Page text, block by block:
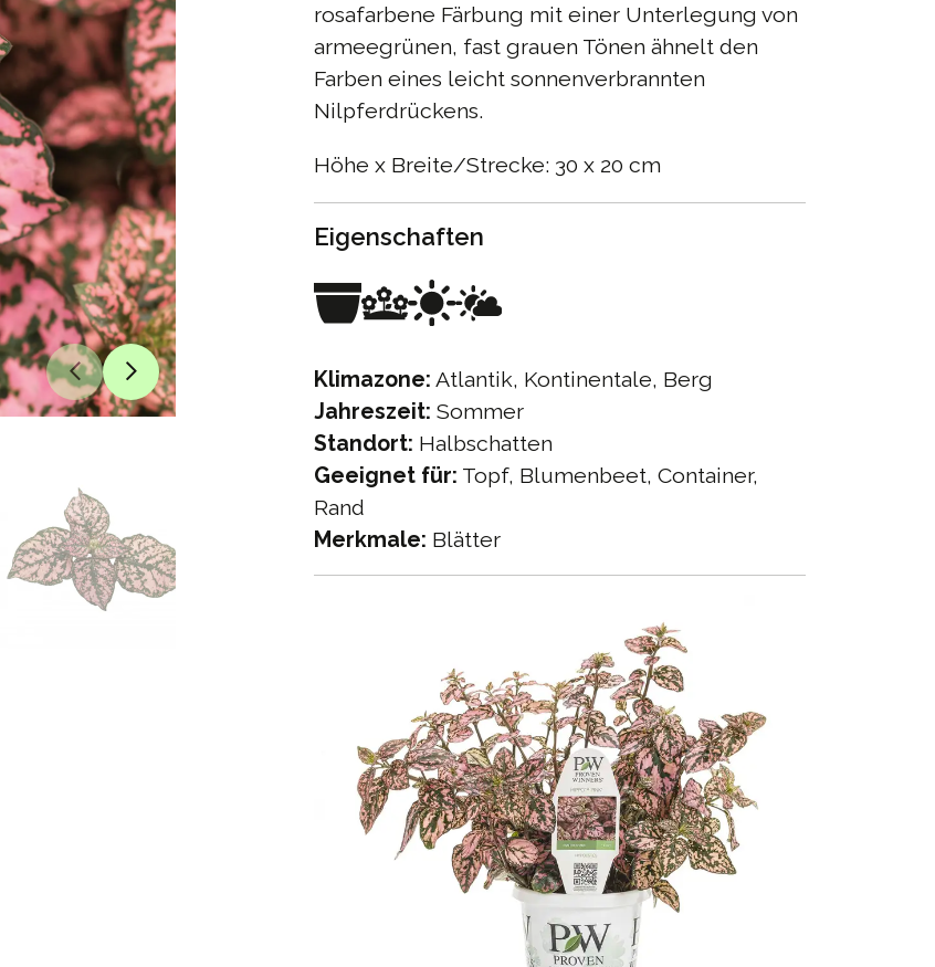
rosafarbene Färbung mit einer Unterlegung von
armeegrünen, fast grauen Tönen ähnelt den
Farben eines leicht sonnenverbrannten
Nilpferdrückens.
Höhe x Breite/Strecke: 30 x 20 cm
Eigenschaften
Klimazone: Atlantik, Kontinentale, Berg
Jahreszeit: Sommer
Standort: Halbschatten
Geeignet für: Topf, Blumenbeet, Container,
Rand
Merkmale: Blätter